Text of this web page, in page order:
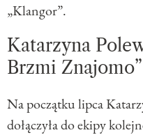
„Klangor”.
Katarzyna
Brzmi Znajomo”
Na początku lipca
dołączyła do ekipy